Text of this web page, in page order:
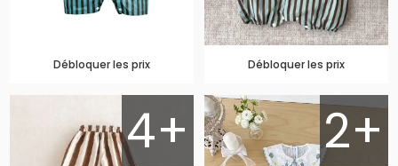
Débloquer les prix Débloquer les prix
4+ 2+